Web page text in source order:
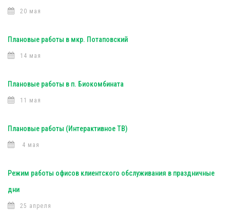
20 мая
Плановые работы в мкр. Потаповский
14 мая
Плановые работы в п. Биокомбината
11 мая
Плановые работы (Интерактивное ТВ)
4 мая
Режим работы офисов клиентского обслуживания в праздничные
дни
25 апреля